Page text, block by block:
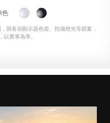
色
因各別顯示器色差、拍攝燈光等因素，
以實車為準。